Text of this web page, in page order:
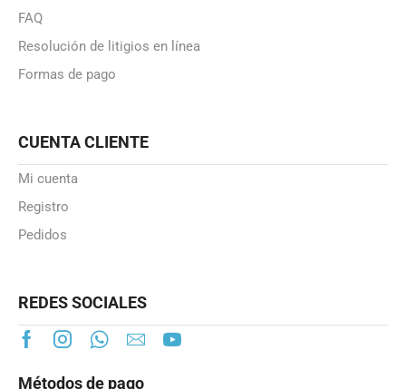
FAQ
Resolución de litigios en línea
Formas de pago
CUENTA CLIENTE
Mi cuenta
Registro
Pedidos
REDES SOCIALES
Métodos de pago